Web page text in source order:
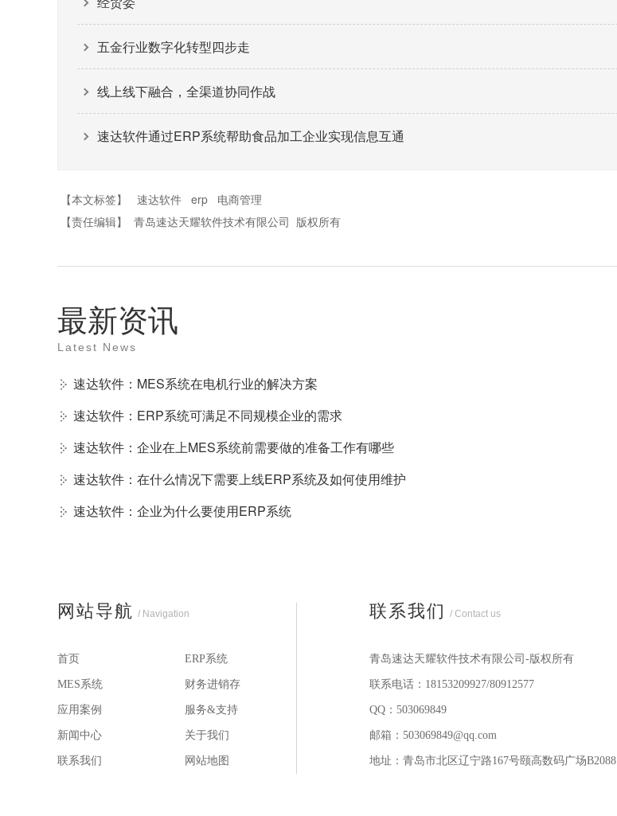
五金行业数字化转型四步走
线上线下融合，全渠道协同作战
速达软件通过ERP系统帮助食品加工企业实现信息互通
【本文标签】 速达软件 erp
电商管理
【责任编辑】
青岛速达天耀软件技术有限公司 版权所有
最新资讯
Latest News
速达软件：MES系统在电机行业的解决方案
速达软件：ERP系统可满足不同规模企业的需求
速达软件：企业在上MES系统前需要做的准备工作有哪些
速达软件：在什么情况下需要上线ERP系统及如何使用维护
速达软件：企业为什么要使用ERP系统
网站导航 / Navigation
首页 ERP系统
MES系统 财务进销存
应用案例 服务&支持
新闻中心 关于我们
联系我们 网站地图
联系我们 / Contact us
青岛速达天耀软件技术有限公司-版权所有
联系电话：18153209927/80912577
QQ：503069849
邮箱：503069849@qq.com
地址：青岛市北区辽宁路167号颐高数码广场B2088